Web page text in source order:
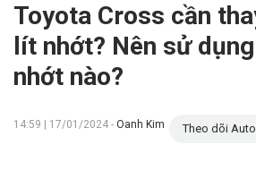
Toyota Cross cần
lít nhớt? Nên sử
nhớt nào?
14:59 | 17/01/2024 - Oanh Kim Theo dõi